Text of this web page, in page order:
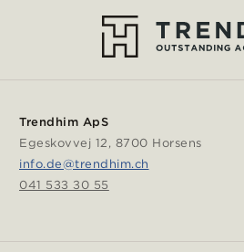
Trendhim ApS
Egeskovvej 12, 8700 Horsens
info.de@trendhim.ch
041 533 30 55